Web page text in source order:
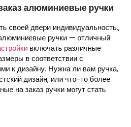
алюминиевые ручки
своей двери индивидуальность.,
ручки — отличный
включать различные
в соответствии с
к дизайну. Нужна ли вам ручка,
дизайн, или что-то более
на заказ ручки могут стать